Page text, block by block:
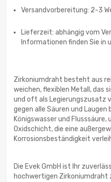
Versandvorbereitung: 2-3
Lieferzeit: abhängig vom
Informationen finden Sie in
Zirkoniumdraht besteht aus
weichen, flexiblen Metall, das
und oft als Legierungszusatz
gegen alle Säuren und
Königswasser und
Oxidschicht, die eine
Korrosionsbeständigkeit
Die Evek GmbH ist Ihr
hochwertigen